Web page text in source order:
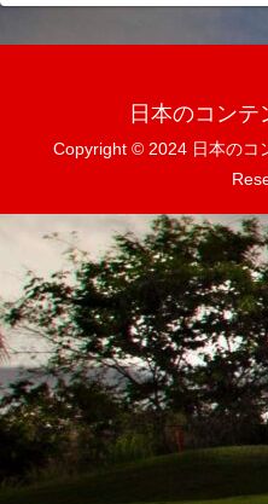
日本のコンテ
Copyright © 2024 日本のコ